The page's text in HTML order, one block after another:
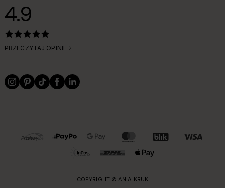
4.9
PRZECZYTAJ OPINIE
OBSŁUGIWANE FORMY PŁATNOŚCI I DOSTAWY
COPYRIGHT © ANIA KRUK